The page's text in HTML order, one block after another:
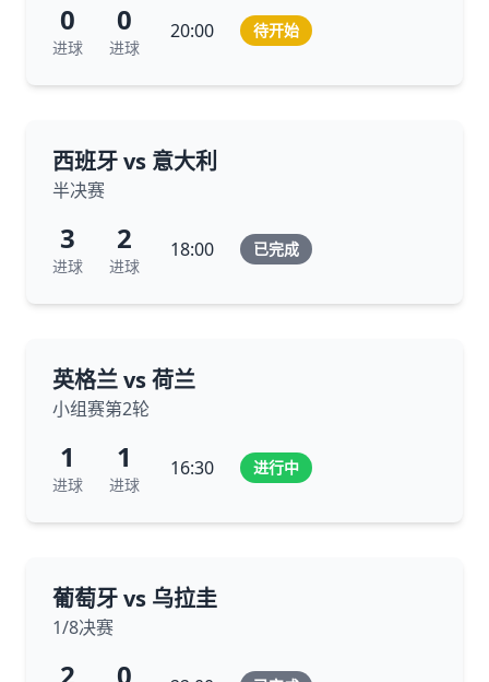
0
进球
0
进球
20:00 待开始
西班牙 vs 意大利
半决赛
3
进球
2
进球
18:00 已完成
英格兰 vs 荷兰
小组赛第2轮
1
进球
1
进球
16:30 进行中
葡萄牙 vs 乌拉圭
1/8决赛